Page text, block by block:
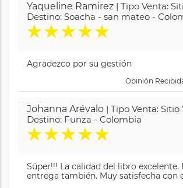
Yaqueline Ramirez | Tipo Venta:
Destino: Soacha - san mateo -
★★★★★
Agradezco por su gestión
Opinión
Johanna Arévalo | Tipo Venta: Sitio
Destino: Funza - Colombia
★★★★★
Súper!!! La calidad del libro
entrega también. Muy satisfecha con